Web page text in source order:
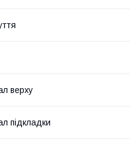
верху
підкладки